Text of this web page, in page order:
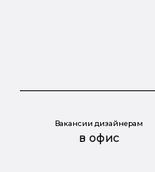
Вакансии дизайнерам
в офис